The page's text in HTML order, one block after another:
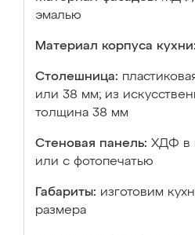
эмалью
Материал корпуса кухни:
Столешница:
или 38 мм; из
толщина 38 мм
Стеновая панель: ХДФ в
или с фотопечатью
Габариты: изготовим
размера